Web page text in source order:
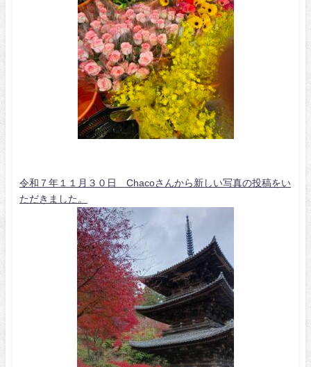
令和７年１１月３０日 Chacoさんから新しい写真の投稿をい
ただきました。